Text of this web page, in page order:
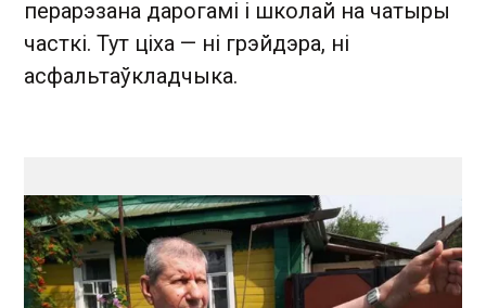
перарэзана дарогамі і школай на чатыры
часткі. Тут ціха — ні грэйдэра, ні
асфальтаўкладчыка.